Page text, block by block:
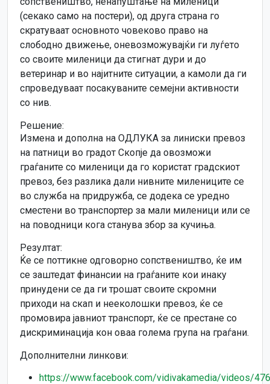
(секако само на постери), од друга страна го
скратуваат основното човеково право на
слободно движење, оневозможувајќи ги луѓето
со своите миленици да стигнат дури и до
ветеринар и во најитните ситуации, а камоли да ги
спроведуваат посакуваните семејни активности
со нив.
Решение:
Измена и дополна на ОДЛУКА за линиски превоз
на патници во градот Скопје да овозможи
граѓаните со миленици да го користат градскиот
превоз, без разлика дали нивните милениците се
во служба на придружба, се додека се уредно
сместени во транспортер за мали миленици или се
на поводници кога станува збор за кучиња.
Резултат:
Ќе се поттикне одговорно сопствеништво, ќе им
се заштедат финансии на граѓаните кои инаку
принудени се да ги трошат своите скромни
приходи на скап и нееколошки превоз, ќе се
промовира јавниот транспорт, ќе се престане со
дискриминација кон оваа голема група на граѓани.
Дополнителни линкови:
https://www.facebook.com/vidivakamedia/videos/